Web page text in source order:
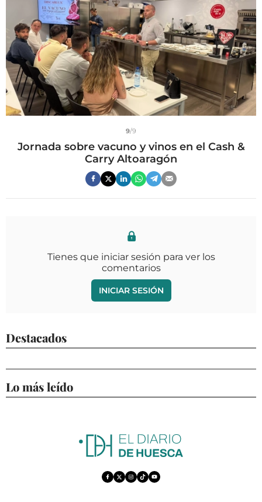
9/9
Jornada sobre vacuno y vinos en el Cash &
Carry Altoaragón
Tienes que iniciar sesión para ver los
comentarios
INICIAR SESIÓN
Destacados
Lo más leído